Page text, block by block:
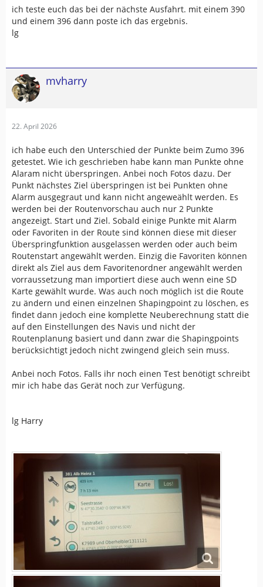
ich teste euch das bei der nächste Ausfahrt. mit einem 390
und einem 396 dann poste ich das ergebnis.
lg
mvharry
22. April 2026
ich habe euch den Unterschied der Punkte beim Zumo 396
getestet. Wie ich geschrieben habe kann man Punkte ohne
Alaram nicht überspringen. Anbei noch Fotos dazu. Der
Punkt nächstes Ziel überspringen ist bei Punkten ohne
Alarm ausgegraut und kann nicht angeweählt werden. Es
werden bei der Routenvorschau auch nur 2 Punkte
angezeigt. Start und Ziel. Sobald einige Punkte mit Alarm
oder Favoriten in der Route sind können diese mit dieser
Überspringfunktion ausgelassen werden oder auch beim
Routenstart angewählt werden. Einzig die Favoriten können
direkt als Ziel aus dem Favoritenordner angewählt werden
vorraussetzung man importiert diese auch wenn eine SD
Karte gewählt wurde. Was auch noch möglich ist die Route
zu ändern und einen einzelnen Shapingpoint zu löschen, es
findet dann jedoch eine komplette Neuberechnung statt die
auf den Einstellungen des Navis und nicht der
Routenplanung basiert und dann zwar die Shapingpoints
berücksichtigt jedoch nicht zwingend gleich sein muss.
Anbei noch Fotos. Falls ihr noch einen Test benötigt schreibt
mir ich habe das Gerät noch zur Verfügung.
lg Harry